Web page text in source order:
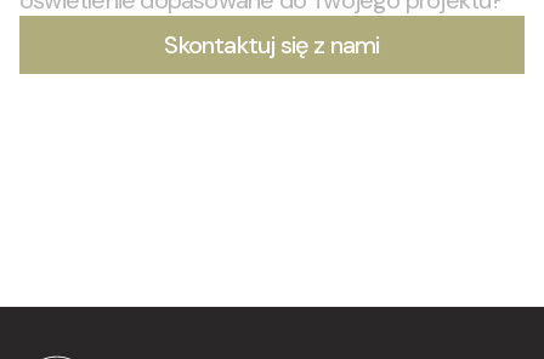
Skontaktuj się z nami